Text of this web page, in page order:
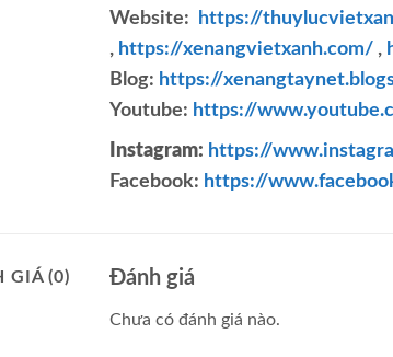
Website:
https://
, https://xenangvietxanh.com/ ,
Blog: https://
Youtube: https://
Instagram: https://
Facebook: https://
GIÁ (0) Đánh giá
Chưa có đánh giá nào.